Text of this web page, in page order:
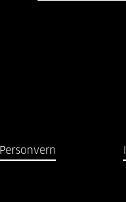
Personvern